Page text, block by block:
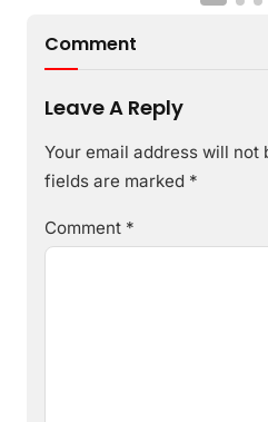
Comment
Leave A Reply
Your email address will not
fields are marked *
Comment *